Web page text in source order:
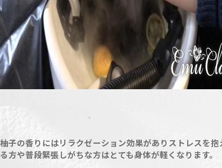
柚子の香りにはリラクゼーション効果がありストレスを抱
る方や普段緊張しがちな方はとても身体が軽くなります。